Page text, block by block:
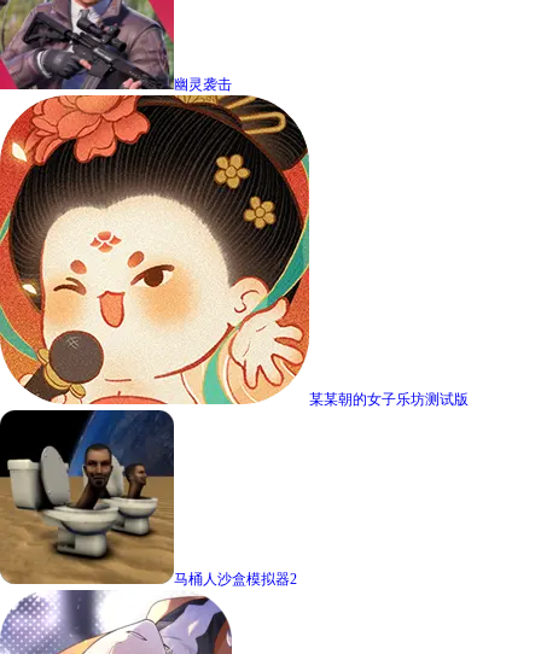
幽灵袭击
某某朝的女子乐坊测试版
马桶人沙盒模拟器2